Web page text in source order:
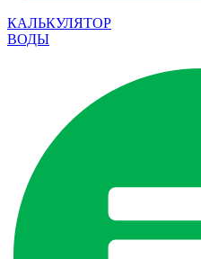
КАЛЬКУЛЯТОР
ВОДЫ